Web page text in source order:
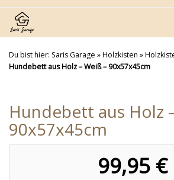
Skip
main
content
Du bist hier: Saris Garage »Holzkisten »
Hundebett aus Holz – Weiß – 90x57x45cm
Hundebett aus Holz
90x57x45cm
99,95 €